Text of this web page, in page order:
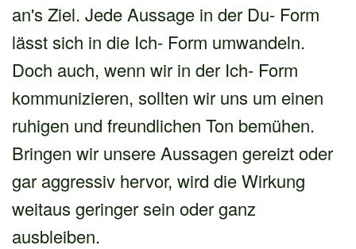
an's Ziel. Jede Aussage in der Du- Form
lässt sich in die Ich- Form umwandeln.
Doch auch, wenn wir in der Ich- Form
kommunizieren, sollten wir uns um einen
ruhigen und freundlichen Ton bemühen.
Bringen wir unsere Aussagen gereizt oder
gar aggressiv hervor, wird die Wirkung
weitaus geringer sein oder ganz
ausbleiben.